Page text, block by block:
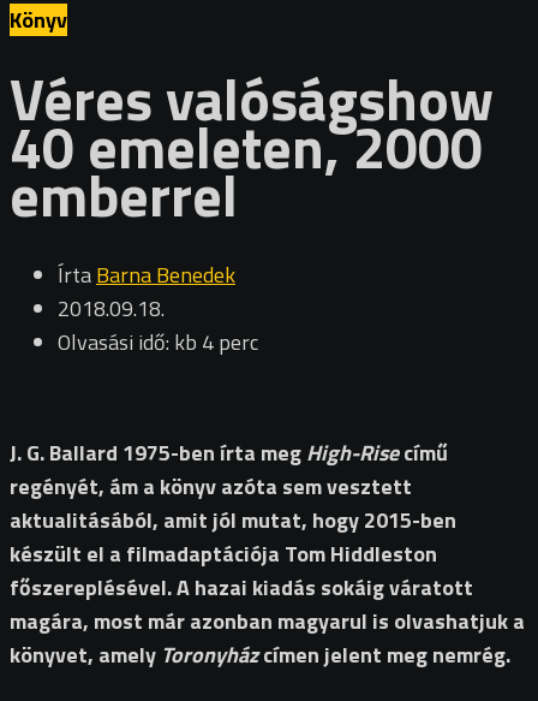
Könyv
Véres valóságshow
40 emeleten, 2000
emberrel
ÍrtaBarna Benedek
2018.09.18.
Olvasási idő: kb 4 perc
J. G. Ballard 1975-ben írta megHigh-Risecímű
regényét, ám a könyv azóta sem vesztett
aktualitásából, amit jól mutat, hogy 2015-ben
készült el a filmadaptációja Tom Hiddleston
főszereplésével. A hazai kiadás sokáig váratott
magára, most már azonban magyarul is olvashatjuk a
könyvet, amely Toronyházcímen jelent meg nemrég.